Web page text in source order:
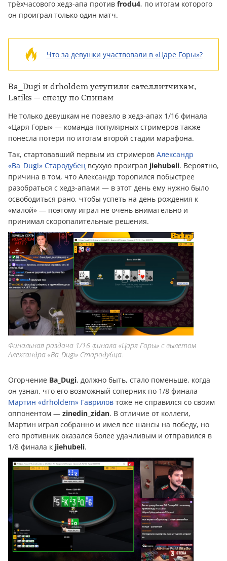
трёхчасового хедз-апа против frodu4, по итогам которого
он проиграл только один матч.
Что за девушки участвовали в «Царе Горы»?
Ba_Dugi и drholdem уступили сателлитчикам,
Latiks — спецу по Спинам
Не только девушкам не повезло в хедз-апах 1/16 финала
«Царя Горы» — команда популярных стримеров также
понесла потери по итогам второй стадии марафона.
Так, стартовавший первым из стримеров Александр
«Ba_Dugi» Стародубец всухую проиграл jiehubeli. Вероятно,
причина в том, что Александр торопился побыстрее
разобраться с хедз-апами — в этот день ему нужно было
освободиться рано, чтобы успеть на день рождения к
«малой» — поэтому играл не очень внимательно и
принимал скоропалительные решения.
Финальная раздача 1/16 финала «Царя Горы» с вылетом
Александра «Ba_Dugi» Стародубца.
Огорчение Ba_Dugi, должно быть, стало поменьше, когда
он узнал, что его возможный соперник по 1/8 финала
Мартин «drholdem» Гаврилов тоже не справился со своим
оппонентом — zinedin_zidan. В отличие от коллеги,
Мартин играл собранно и имел все шансы на победу, но
его противник оказался более удачливым и отправился в
1/8 финала к jiehubeli.